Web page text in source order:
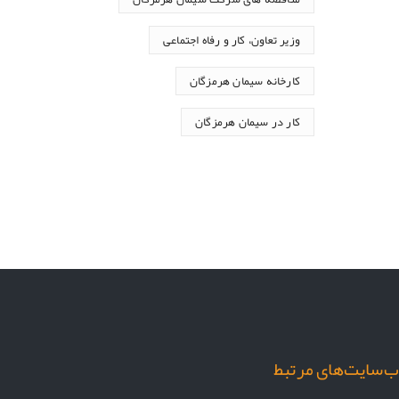
وزیر تعاون، کار و رفاه اجتماعی
کارخانه سیمان هرمزگان
کار در سیمان هرمزگان
مرتبط